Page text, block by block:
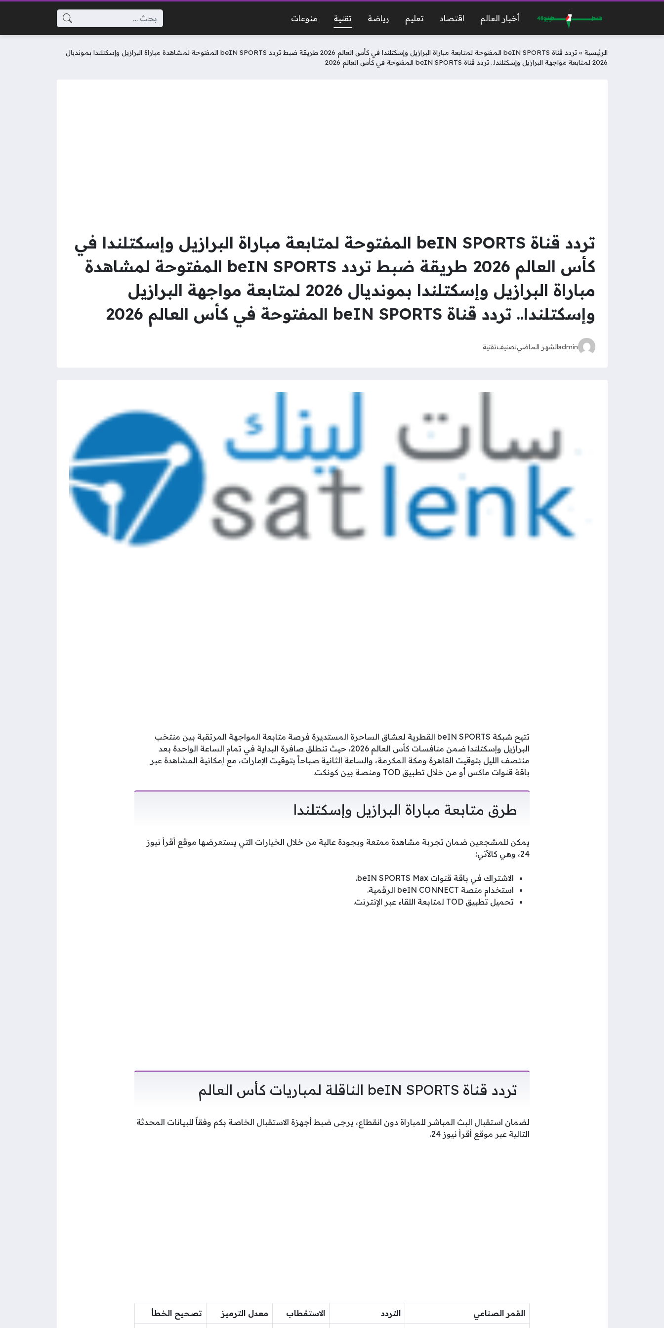
أخبار العالم اقتصاد تعليم رياضة تقنية منوعات البحث عن:
الرئيسية »
تردد قناة beIN SPORTS المفتوحة لمتابعة مباراة البرازيل وإسكتلندا في كأس العالم 2026 طريقة ضبط تردد beIN SPORTS المفتوحة لمشاهدة مباراة البرازيل وإسكتلندا بمونديال
2026 لمتابعة مواجهة البرازيل وإسكتلندا.. تردد قناة beIN SPORTS المفتوحة في كأس العالم 2026
تردد قناة beIN SPORTS المفتوحة لمتابعة مباراة البرازيل وإسكتلندا في
كأس العالم 2026 طريقة ضبط تردد beIN SPORTS المفتوحة لمشاهدة
مباراة البرازيل وإسكتلندا بمونديال 2026 لمتابعة مواجهة البرازيل
وإسكتلندا.. تردد قناة beIN SPORTS المفتوحة في كأس العالم 2026
adminالشهر الماضيتصنيفتقنية
تتيح شبكة beIN SPORTS القطرية لعشاق الساحرة المستديرة فرصة متابعة المواجهة المرتقبة بين منتخب
البرازيل وإسكتلندا ضمن منافسات كأس العالم 2026، حيث تنطلق صافرة البداية في تمام الساعة الواحدة بعد
منتصف الليل بتوقيت القاهرة ومكة المكرمة، والساعة الثانية صباحاً بتوقيت الإمارات، مع إمكانية المشاهدة عبر
باقة قنوات ماكس أو من خلال تطبيق TOD ومنصة بين كونكت.
طرق متابعة مباراة البرازيل وإسكتلندا
يمكن للمشجعين ضمان تجربة مشاهدة ممتعة وبجودة عالية من خلال الخيارات التي يستعرضها موقع أقرأ نيوز
24، وهي كالآتي:
الاشتراك في باقة قنوات beIN SPORTS Max.
استخدام منصة beIN CONNECT الرقمية.
تحميل تطبيق TOD لمتابعة اللقاء عبر الإنترنت.
تردد قناة beIN SPORTS الناقلة لمباريات كأس العالم
لضمان استقبال البث المباشر للمباراة دون انقطاع، يرجى ضبط أجهزة الاستقبال الخاصة بكم وفقاً للبيانات المحدثة
التالية عبر موقع أقرأ نيوز 24.
القمر الصناعي التردد الاستقطاب معدل الترميز تصحيح الخطأ